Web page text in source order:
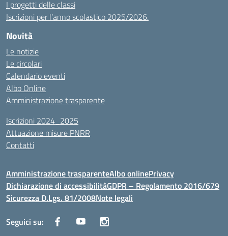
I progetti delle classi
Iscrizioni per l’anno scolastico 2025/2026.
Novità
Le notizie
Le circolari
Calendario eventi
Albo Online
Amministrazione trasparente
Iscrizioni 2024_2025
Attuazione misure PNRR
Contatti
Amministrazione trasparenteAlbo onlinePrivacy
Dichiarazione di accessibilitàGDPR – Regolamento 2016/679
Sicurezza D.Lgs. 81/2008Note legali
Seguici su: